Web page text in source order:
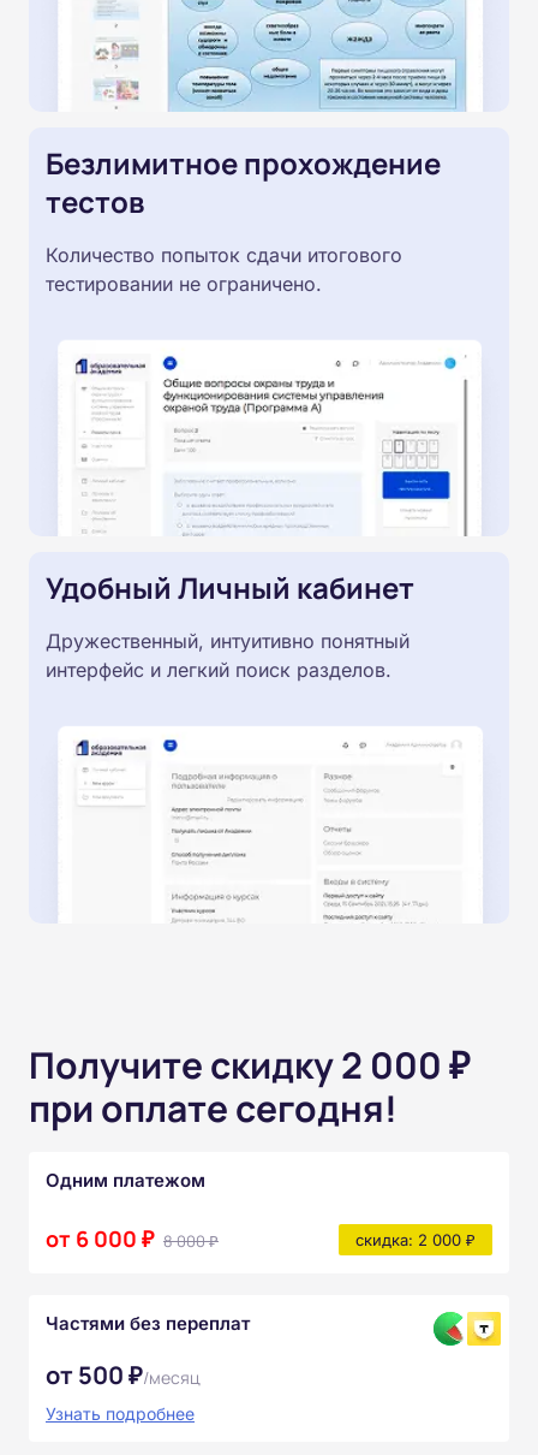
Безлимитное прохождение
тестов
Количество попыток сдачи итогового
тестировании не ограничено.
Удобный Личный кабинет
Дружественный, интуитивно понятный
интерфейс и легкий поиск разделов.
Получите скидку 2 000 ₽
при оплате сегодня!
Одним платежом
от 6 000 ₽ 8 000 ₽ скидка: 2 000 ₽
Частями без переплат
от 500 ₽/месяц
Узнать подробнее